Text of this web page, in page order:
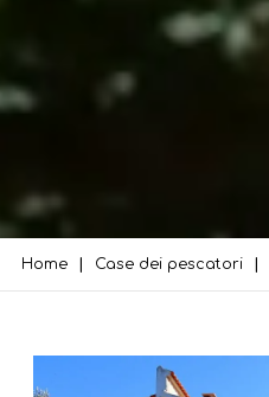
Home Case dei pescatori